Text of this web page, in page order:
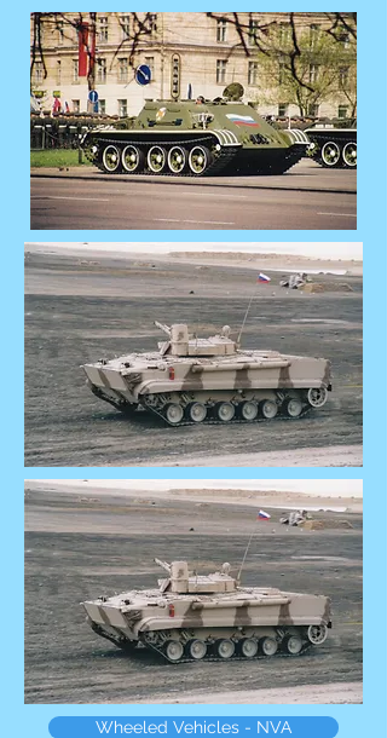
Wheeled Vehicles - NVA